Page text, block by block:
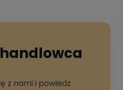
z nami i powiedz